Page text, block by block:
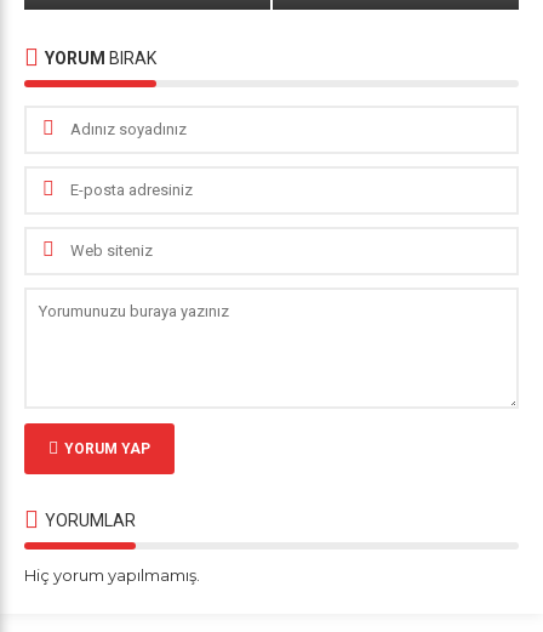
YORUM BIRAK
YORUM YAP
YORUMLAR
Hiç yorum yapılmamış.